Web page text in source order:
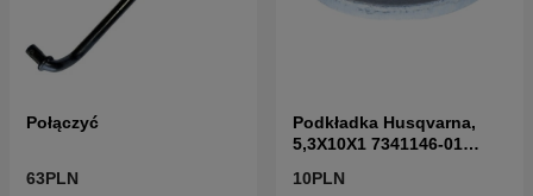
Połączyć
63PLN
Podkładka Husqvarna,
5,3X10X1 7341146-01
10PLN